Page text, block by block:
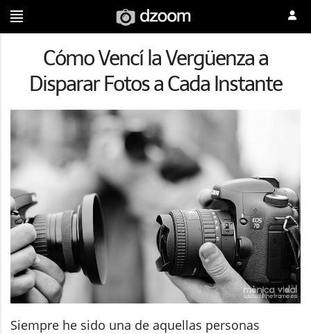
Cómo Vencí la Vergüenza a
Disparar Fotos a Cada Instante
Siempre he sido una de aquellas personas